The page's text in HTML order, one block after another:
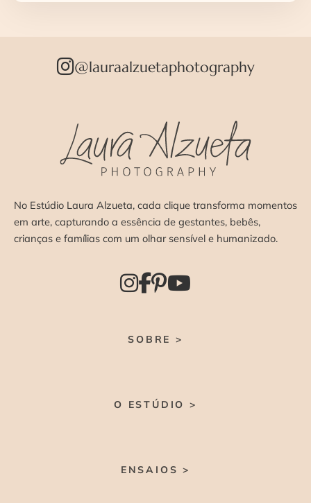
@lauraalzuetaphotography
No Estúdio Laura Alzueta, cada clique transforma momentos
em arte, capturando a essência de gestantes, bebês,
crianças e famílias com um olhar sensível e humanizado.
SOBRE >
O ESTÚDIO >
ENSAIOS >